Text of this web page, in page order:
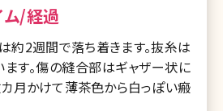
ム/経過
約2週間で落ち着きます。抜糸は
す。傷の縫合部はギャザー状に
月かけて薄茶色から白っぽい瘢